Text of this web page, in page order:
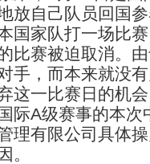
放自己队员回国
国家队打一场比
比赛被迫取消。
手，而本来就没
这一比赛日的机
际A级赛事的本
理有限公司具体
。